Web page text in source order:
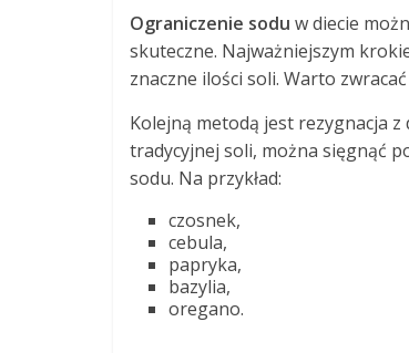
Ograniczenie sodu w diecie
skuteczne. Najważniejszym
znaczne ilości soli. Warto
Kolejną metodą jest rezygnacja
tradycyjnej soli, można sięgnąć
sodu. Na przykład:
czosnek,
cebula,
papryka,
bazylia,
oregano.